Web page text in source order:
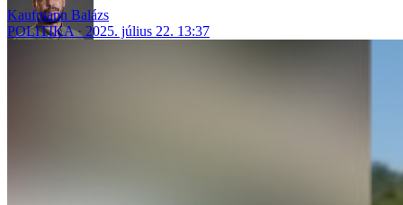
Kaufmann Balázs
POLITIKA
2025. július 22. 13:37